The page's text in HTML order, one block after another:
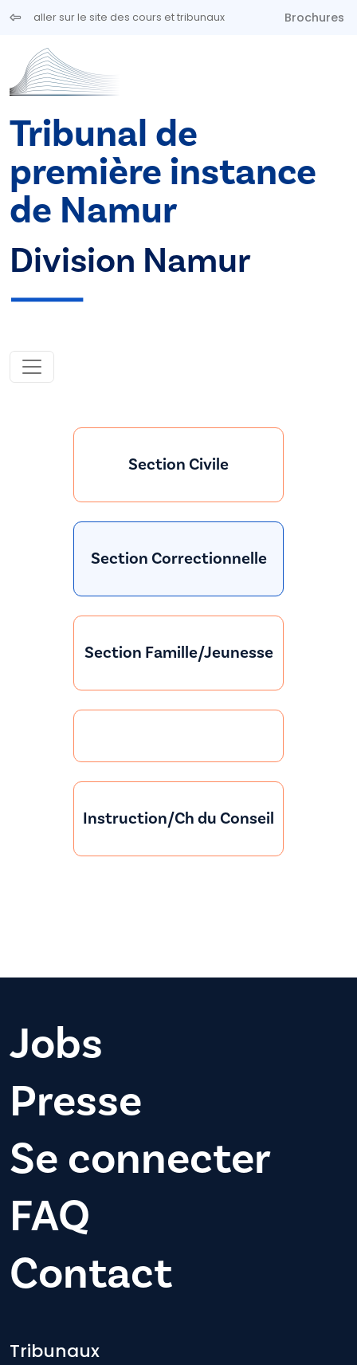
Aller au contenu principal
aller sur le site des cours et tribunaux Brochures
Tribunal de
première instance
de Namur
Division Namur
Section Civile
Section Correctionnelle
Section Famille/Jeunesse
Instruction/Ch du Conseil
Jobs
Presse
Se connecter
FAQ
Contact
Tribunaux